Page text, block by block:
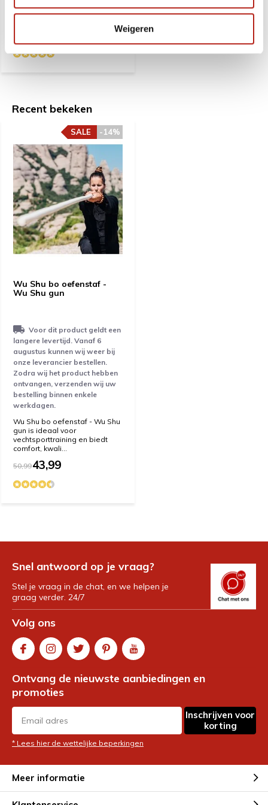
Weigeren
bestelling binnen enkele
werkdagen.
Recent bekeken
Wu Shu bo oefenstaf -
Wu Shu gun
-14%
SALE
Voor dit product geldt een
langere levertijd. Vanaf 6
augustus kunnen wij weer bij
onze leverancier bestellen.
Zodra wij het product hebben
ontvangen, verzenden wij uw
bestelling binnen enkele
werkdagen.
Wu Shu bo oefenstaf - Wu Shu
gun is ideaal voor
vechtsporttraining en biedt
comfort, kwali...
50,9943,99
Snel antwoord op je vraag?
Stel je vraag in de chat, en we helpen je
graag verder. 24/7
Volg ons
Ontvang de nieuwste aanbiedingen en
promoties
Inschrijven voor
korting
* Lees hier de wettelijke beperkingen
Meer informatie